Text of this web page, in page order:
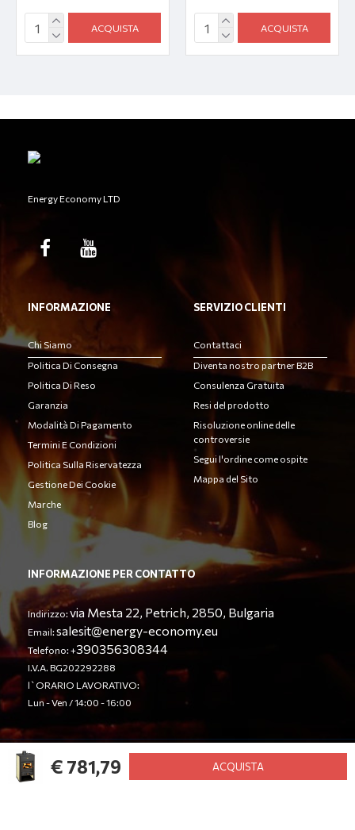
€ 781,79 ACQUISTA
ACQUISTA ACQUISTA
Energy Economy LTD
INFORMAZIONE
Chi Siamo
Politica Di Consegna
Politica Di Reso
Garanzia
Modalità Di Pagamento
Termini E Condizioni
Politica Sulla Riservatezza
Gestione Dei Cookie
Marche
Blog
SERVIZIO CLIENTI
Contattaci
Diventa nostro partner B2B
Consulenza Gratuita
Resi del prodotto
Risoluzione online delle
controversie
Segui l'ordine come ospite
Mappa del Sito
INFORMAZIONE PER CONTATTO
Indirizzo:via Mesta 22, Petrich, 2850, Bulgaria
Email:salesit@energy-economy.eu
Telefono: +390356308344
I.V.A. BG202292288
l`ORARIO LAVORATIVO:
Lun - Ven / 14:00 - 16:00
© Energy Economy LTD 2023. Tutti i diritti riservati.